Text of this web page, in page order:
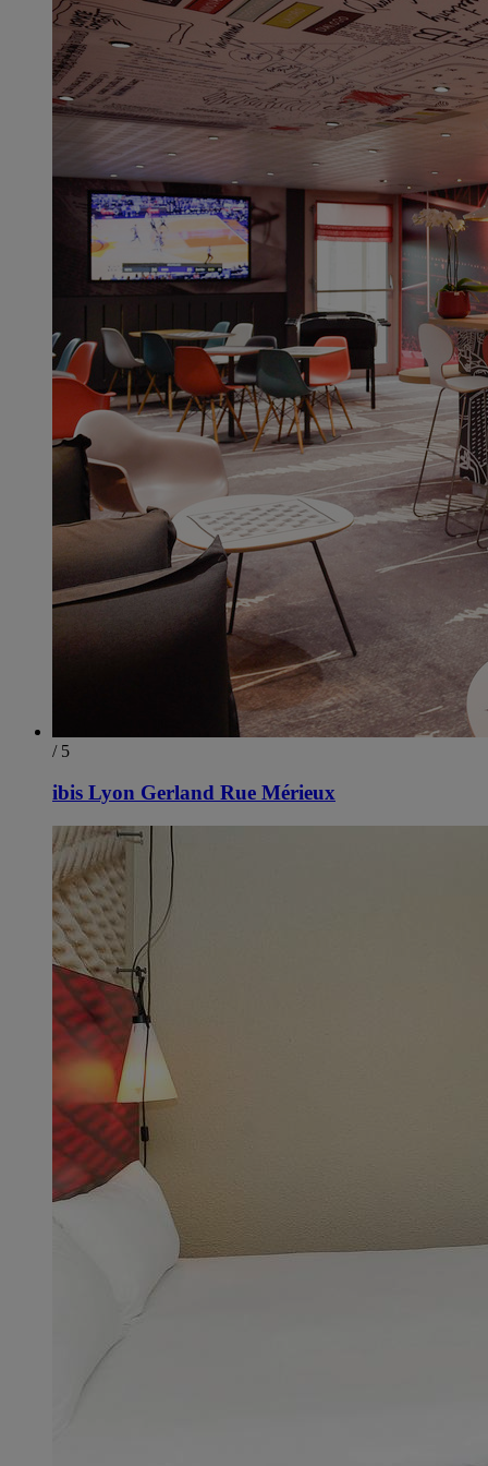
/ 5
ibis Lyon Gerland Rue Mérieux